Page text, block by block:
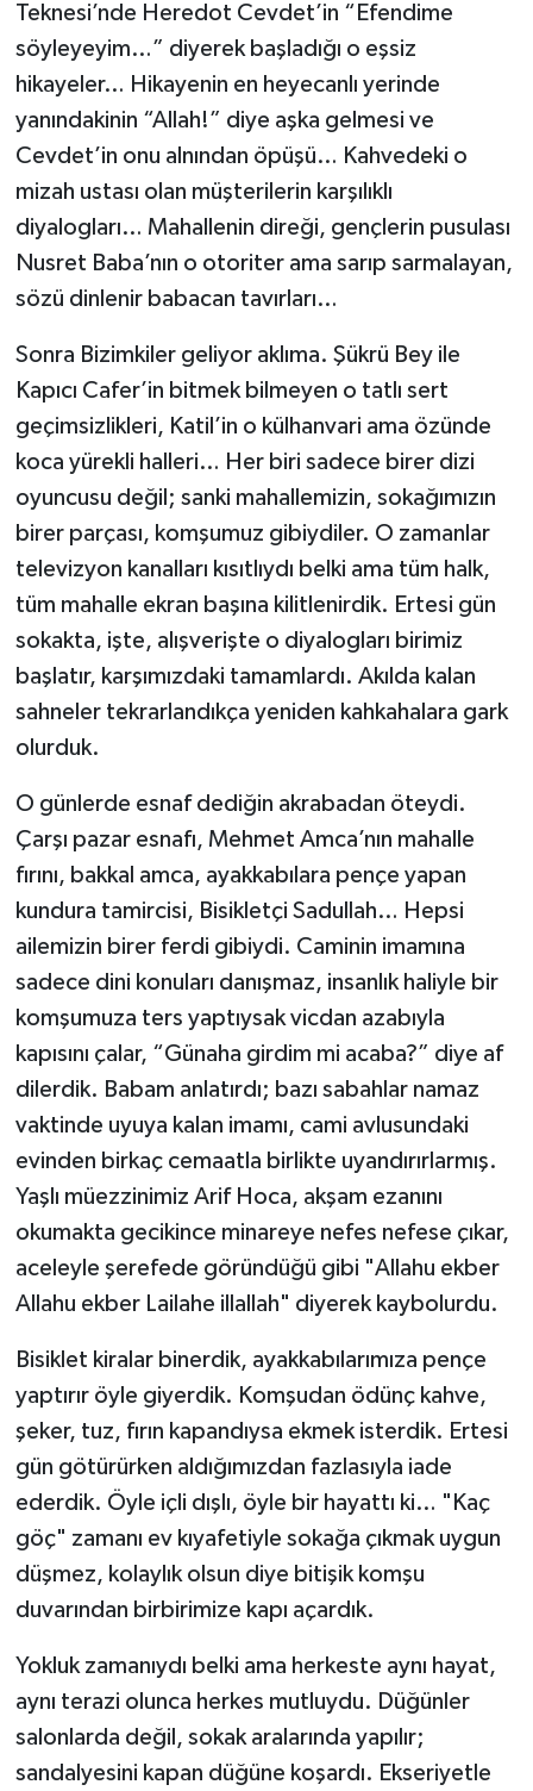
Teknesi’nde Heredot Cevdet’in “Efendime
söyleyeyim…” diyerek başladığı o eşsiz
hikayeler… Hikayenin en heyecanlı yerinde
yanındakinin “Allah!” diye aşka gelmesi ve
Cevdet’in onu alnından öpüşü… Kahvedeki o
mizah ustası olan müşterilerin karşılıklı
diyalogları… Mahallenin direği, gençlerin pusulası
Nusret Baba’nın o otoriter ama sarıp sarmalayan,
sözü dinlenir babacan tavırları…
Sonra Bizimkiler geliyor aklıma. Şükrü Bey ile
Kapıcı Cafer’in bitmek bilmeyen o tatlı sert
geçimsizlikleri, Katil’in o külhanvari ama özünde
koca yürekli halleri… Her biri sadece birer dizi
oyuncusu değil; sanki mahallemizin, sokağımızın
birer parçası, komşumuz gibiydiler. O zamanlar
televizyon kanalları kısıtlıydı belki ama tüm halk,
tüm mahalle ekran başına kilitlenirdik. Ertesi gün
sokakta, işte, alışverişte o diyalogları birimiz
başlatır, karşımızdaki tamamlardı. Akılda kalan
sahneler tekrarlandıkça yeniden kahkahalara gark
olurduk.
O günlerde esnaf dediğin akrabadan öteydi.
Çarşı pazar esnafı, Mehmet Amca’nın mahalle
fırını, bakkal amca, ayakkabılara pençe yapan
kundura tamircisi, Bisikletçi Sadullah… Hepsi
ailemizin birer ferdi gibiydi. Caminin imamına
sadece dini konuları danışmaz, insanlık haliyle bir
komşumuza ters yaptıysak vicdan azabıyla
kapısını çalar, “Günaha girdim mi acaba?” diye af
dilerdik. Babam anlatırdı; bazı sabahlar namaz
vaktinde uyuya kalan imamı, cami avlusundaki
evinden birkaç cemaatla birlikte uyandırırlarmış.
Yaşlı müezzinimiz Arif Hoca, akşam ezanını
okumakta gecikince minareye nefes nefese çıkar,
aceleyle şerefede göründüğü gibi "Allahu ekber
Allahu ekber Lailahe illallah" diyerek kaybolurdu.
Bisiklet kiralar binerdik, ayakkabılarımıza pençe
yaptırır öyle giyerdik. Komşudan ödünç kahve,
şeker, tuz, fırın kapandıysa ekmek isterdik. Ertesi
gün götürürken aldığımızdan fazlasıyla iade
ederdik. Öyle içli dışlı, öyle bir hayattı ki… "Kaç
göç" zamanı ev kıyafetiyle sokağa çıkmak uygun
düşmez, kolaylık olsun diye bitişik komşu
duvarından birbirimize kapı açardık.
Yokluk zamanıydı belki ama herkeste aynı hayat,
aynı terazi olunca herkes mutluydu. Düğünler
salonlarda değil, sokak aralarında yapılır;
sandalyesini kapan düğüne koşardı. Ekseriyetle